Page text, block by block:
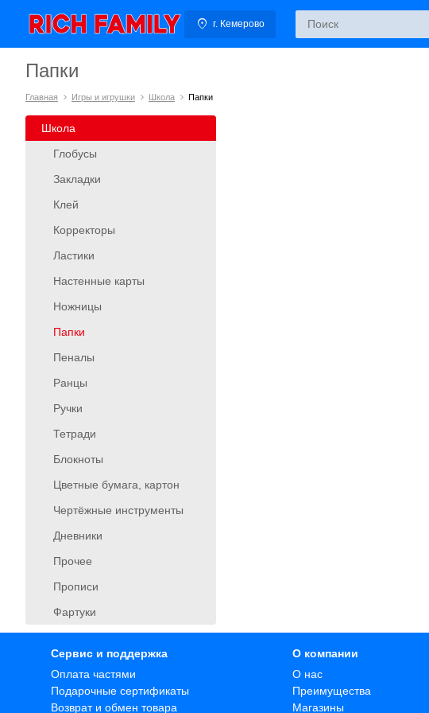
г. Кемерово
Папки
Главная Игры и игрушки Школа Папки
Школа
Глобусы
Закладки
Клей
Корректоры
Ластики
Настенные карты
Ножницы
Папки
Пеналы
Ранцы
Ручки
Тетради
Блокноты
Цветные бумага, картон
Чертёжные инструменты
Дневники
Прочее
Прописи
Фартуки
Сервис и поддержка
Оплата частями
Подарочные сертификаты
Возврат и обмен товара
О компании
О нас
Преимущества
Магазины